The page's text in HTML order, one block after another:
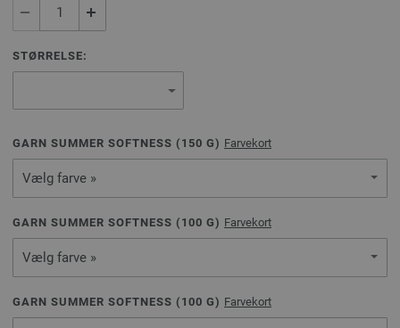
STØRRELSE:
GARN SUMMER SOFTNESS ( 150 G) Farvekort
Vælg farve »
GARN SUMMER SOFTNESS ( 100 G) Farvekort
Vælg farve »
GARN SUMMER SOFTNESS ( 100 G) Farvekort